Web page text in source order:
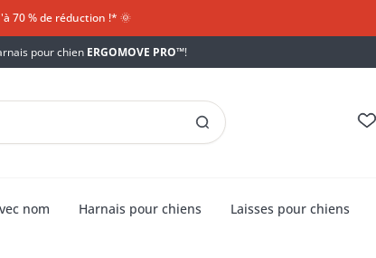
70 % de réduction !*​ 🌞
pour chien ERGOMOVE PRO™!
nom Harnais pour chiens
Laisses pour chiens